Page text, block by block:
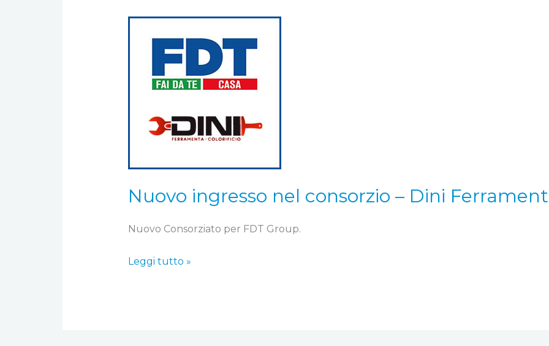
Nuovo ingresso nel consorzio – Dini
Nuovo Consorziato per FDT Group.
Nuovo
ingresso
consorzio
Ferramenta
Leggi tutto »